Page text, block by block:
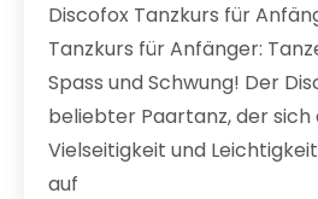
Discofox Tanzkurs für
Tanzkurs für Anfänger:
Spass und Schwung! Der
beliebter Paartanz, der sich
Vielseitigkeit und
auf